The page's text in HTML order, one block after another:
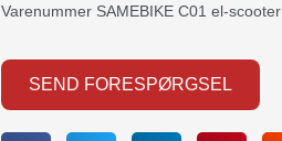
Varenummer SAMEBIKE C01 el-scooter
SEND FORESPØRGSEL